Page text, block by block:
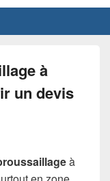
à
un devis
à